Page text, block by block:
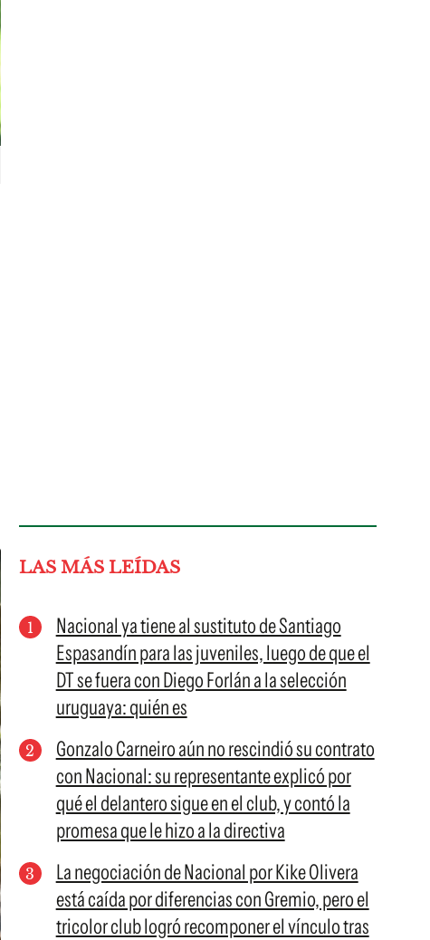
LAS MÁS LEÍDAS
Nacional ya tiene al sustituto de Santiago
Espasandín para las juveniles, luego de que el
DT se fuera con Diego Forlán a la selección
uruguaya: quién es
Gonzalo Carneiro aún no rescindió su contrato
con Nacional: su representante explicó por
qué el delantero sigue en el club, y contó la
promesa que le hizo a la directiva
La negociación de Nacional por Kike Olivera
está caída por diferencias con Gremio, pero el
tricolor club logró recomponer el vínculo tras